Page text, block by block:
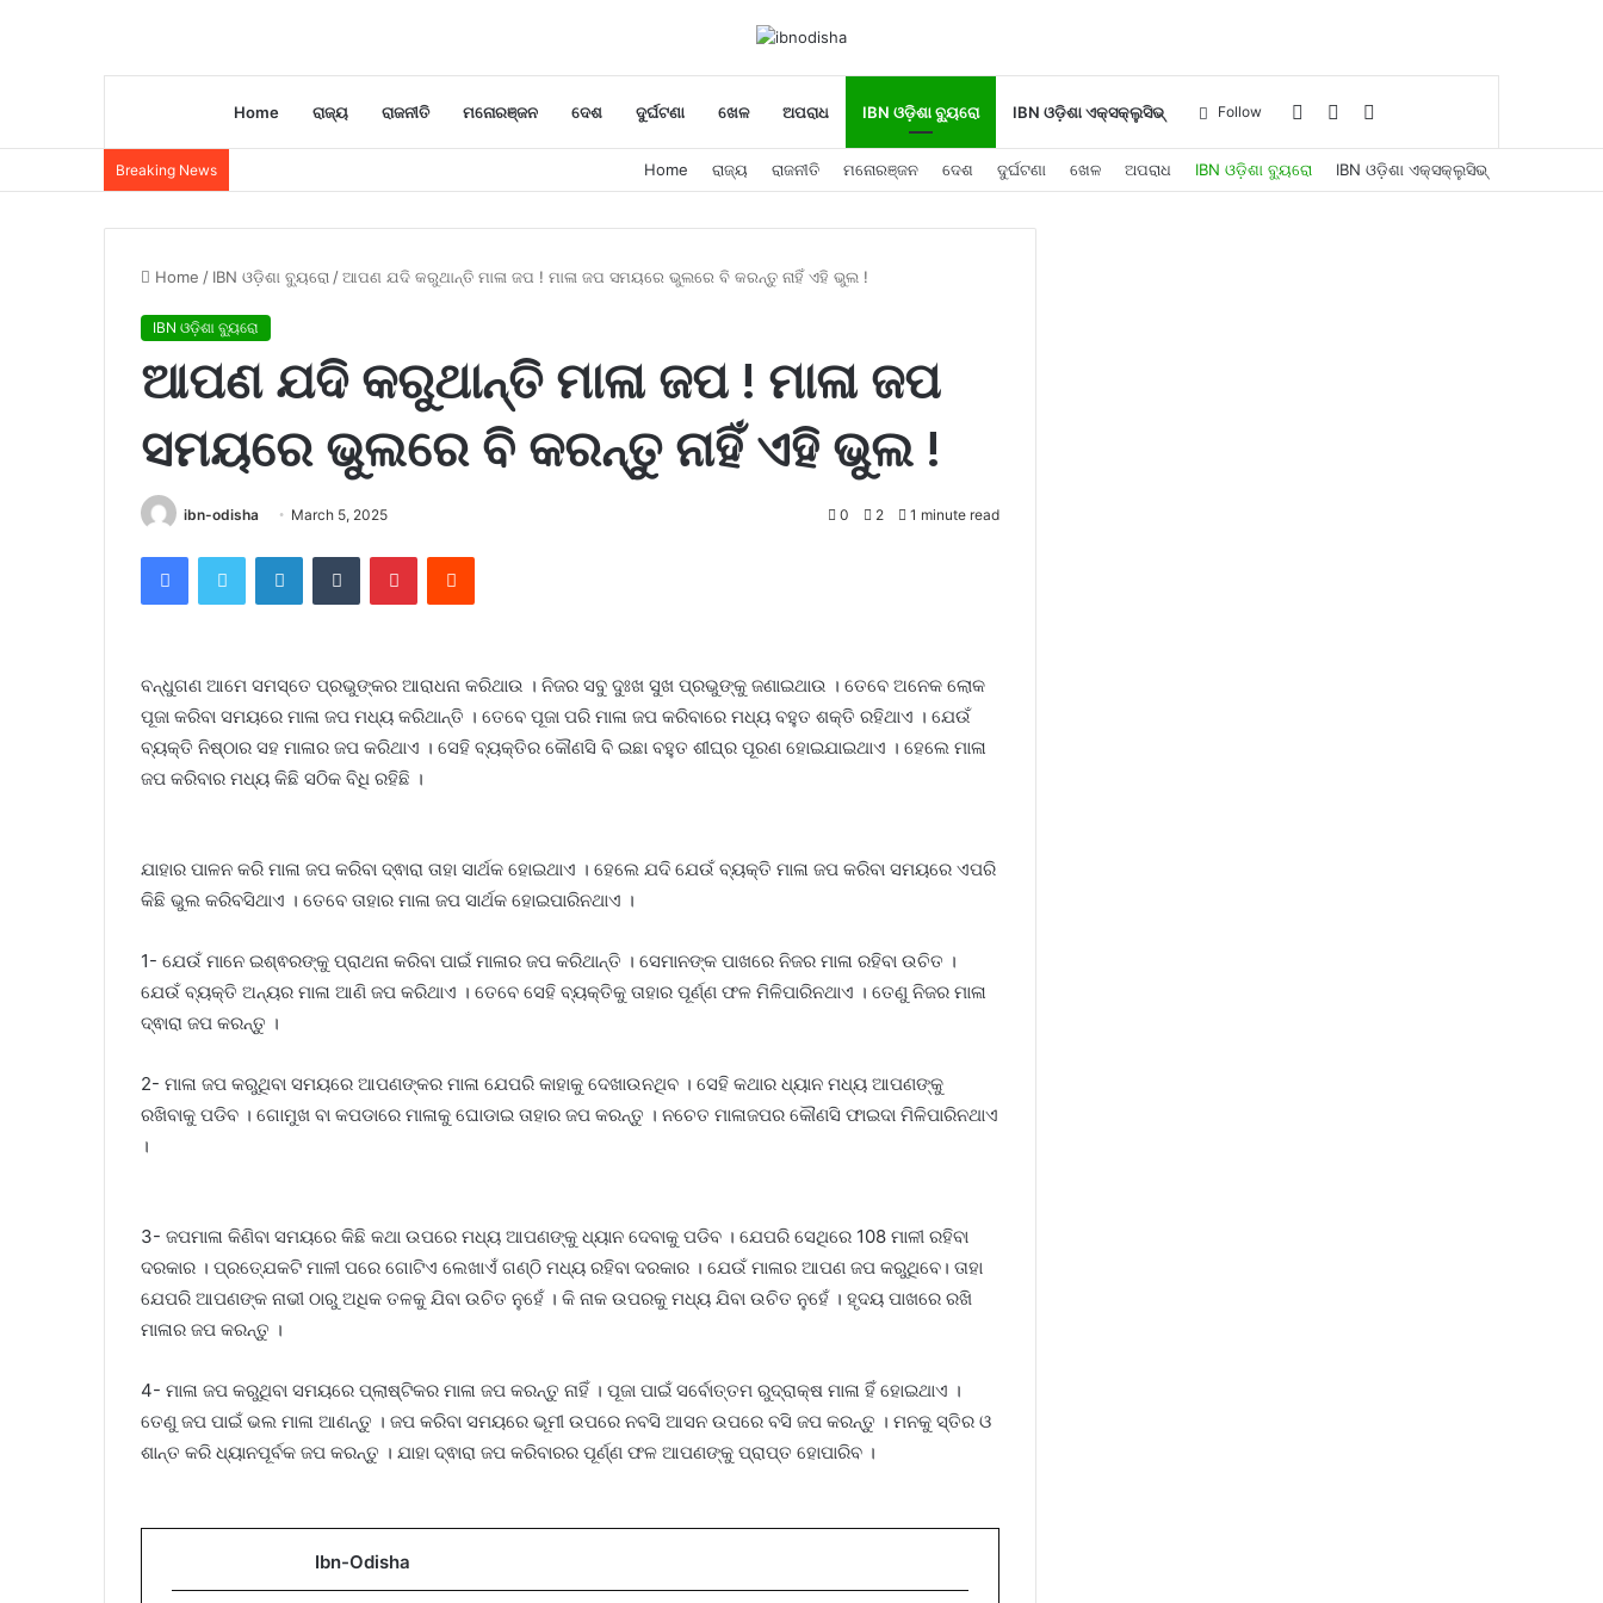
Home ରାଜ୍ୟ ରାଜନୀତି ମନୋରଞ୍ଜନ ଦେଶ ଦୁର୍ଘଟଣା ଖେଳ ଅପରାଧ IBN ଓଡ଼ିଶା ବ୍ୟୁରୋ IBN ଓଡ଼ିଶା ଏକ୍ସକ୍ଲୁସିଭ୍
for
Sidebar
Log
In
Follow
Breaking News Home ରାଜ୍ୟ ରାଜନୀତି ମନୋରଞ୍ଜନ ଦେଶ ଦୁର୍ଘଟଣା ଖେଳ ଅପରାଧ IBN ଓଡ଼ିଶା ବ୍ୟୁରୋ IBN ଓଡ଼ିଶା ଏକ୍ସକ୍ଲୁସିଭ୍
Home / IBN ଓଡ଼ିଶା ବ୍ୟୁରୋ /ଆପଣ ଯଦି କରୁଥାନ୍ତି ମାଳା ଜପ ! ମାଳା ଜପ ସମୟରେ ଭୁଲରେ ବି କରନ୍ତୁ ନାହିଁ ଏହି ଭୁଲ !
IBN ଓଡ଼ିଶା ବ୍ୟୁରୋ
ଆପଣ ଯଦି କରୁଥାନ୍ତି ମାଳା ଜପ ! ମାଳା ଜପ
ସମୟରେ ଭୁଲରେ ବି କରନ୍ତୁ ନାହିଁ ଏହି ଭୁଲ !
ibn-odisha March 5, 2025 0 2 1 minute read
FacebookTwitter LinkedInTumblr PinterestReddit
ବନ୍ଧୁଗଣ ଆମେ ସମସ୍ତେ ପ୍ରଭୁଙ୍କର ଆରାଧନା କରିଥାଉ । ନିଜର ସବୁ ଦୁଃଖ ସୁଖ ପ୍ରଭୁଙ୍କୁ ଜଣାଇଥାଉ । ତେବେ ଅନେକ ଲୋକ
ପୂଜା କରିବା ସମୟରେ ମାଳା ଜପ ମଧ୍ୟ କରିଥାନ୍ତି । ତେବେ ପୂଜା ପରି ମାଳା ଜପ କରିବାରେ ମଧ୍ୟ ବହୁତ ଶକ୍ତି ରହିଥାଏ । ଯେଉଁ
ବ୍ୟକ୍ତି ନିଷ୍ଠାର ସହ ମାଳାର ଜପ କରିଥାଏ । ସେହି ବ୍ୟକ୍ତିର କୌଣସି ବି ଇଛା ବହୁତ ଶୀଘ୍ର ପୂରଣ ହୋଇଯାଇଥାଏ । ହେଲେ ମାଳା
ଜପ କରିବାର ମଧ୍ୟ କିଛି ସଠିକ ବିଧି ରହିଛି ।
ଯାହାର ପାଳନ କରି ମାଳା ଜପ କରିବା ଦ୍ଵାରା ତାହା ସାର୍ଥକ ହୋଇଥାଏ । ହେଲେ ଯଦି ଯେଉଁ ବ୍ୟକ୍ତି ମାଳା ଜପ କରିବା ସମୟରେ ଏପରି
କିଛି ଭୁଲ କରିବସିଥାଏ । ତେବେ ତାହାର ମାଳା ଜପ ସାର୍ଥକ ହୋଇପାରିନଥାଏ ।
1- ଯେଉଁ ମାନେ ଇଶ୍ଵରଙ୍କୁ ପ୍ରାଥନା କରିବା ପାଇଁ ମାଳାର ଜପ କରିଥାନ୍ତି । ସେମାନଙ୍କ ପାଖରେ ନିଜର ମାଳା ରହିବା ଉଚିତ ।
ଯେଉଁ ବ୍ୟକ୍ତି ଅନ୍ୟର ମାଳା ଆଣି ଜପ କରିଥାଏ । ତେବେ ସେହି ବ୍ୟକ୍ତିକୁ ତାହାର ପୂର୍ଣ୍ଣ ଫଳ ମିଳିପାରିନଥାଏ । ତେଣୁ ନିଜର ମାଳା
ଦ୍ଵାରା ଜପ କରନ୍ତୁ ।
2- ମାଳା ଜପ କରୁଥିବା ସମୟରେ ଆପଣଙ୍କର ମାଳା ଯେପରି କାହାକୁ ଦେଖାଉନଥିବ । ସେହି କଥାର ଧ୍ୟାନ ମଧ୍ୟ ଆପଣଙ୍କୁ
ରଖିବାକୁ ପଡିବ । ଗୋମୁଖ ବା କପଡାରେ ମାଳାକୁ ଘୋଡାଇ ତାହାର ଜପ କରନ୍ତୁ । ନଚେତ ମାଳାଜପର କୌଣସି ଫାଇଦା ମିଳିପାରିନଥାଏ
।
3- ଜପମାଳା କିଣିବା ସମୟରେ କିଛି କଥା ଉପରେ ମଧ୍ୟ ଆପଣଙ୍କୁ ଧ୍ୟାନ ଦେବାକୁ ପଡିବ । ଯେପରି ସେଥିରେ 108 ମାଳୀ ରହିବା
ଦରକାର । ପ୍ରତ୍ଯେକଟି ମାଳୀ ପରେ ଗୋଟିଏ ଲେଖାଏଁ ଗଣ୍ଠି ମଧ୍ୟ ରହିବା ଦରକାର । ଯେଉଁ ମାଳାର ଆପଣ ଜପ କରୁଥିବେ। ତାହା
ଯେପରି ଆପଣଙ୍କ ନାଭୀ ଠାରୁ ଅଧିକ ତଳକୁ ଯିବା ଉଚିତ ନୁହେଁ । କି ନାକ ଉପରକୁ ମଧ୍ୟ ଯିବା ଉଚିତ ନୁହେଁ । ହୃଦୟ ପାଖରେ ରଖି
ମାଳାର ଜପ କରନ୍ତୁ ।
4- ମାଳା ଜପ କରୁଥିବା ସମୟରେ ପ୍ଲାଷ୍ଟିକର ମାଳା ଜପ କରନ୍ତୁ ନାହିଁ । ପୂଜା ପାଇଁ ସର୍ବୋତ୍ତମ ରୁଦ୍ରାକ୍ଷ ମାଳା ହିଁ ହୋଇଥାଏ ।
ତେଣୁ ଜପ ପାଇଁ ଭଲ ମାଳା ଆଣନ୍ତୁ । ଜପ କରିବା ସମୟରେ ଭୂମୀ ଉପରେ ନବସି ଆସନ ଉପରେ ବସି ଜପ କରନ୍ତୁ । ମନକୁ ସ୍ତିର ଓ
ଶାନ୍ତ କରି ଧ୍ୟାନପୂର୍ବକ ଜପ କରନ୍ତୁ । ଯାହା ଦ୍ଵାରା ଜପ କରିବାରର ପୂର୍ଣ୍ଣ ଫଳ ଆପଣଙ୍କୁ ପ୍ରାପ୍ତ ହୋପାରିବ ।
Ibn-Odisha